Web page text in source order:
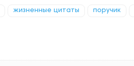
жизненные цитаты поручик